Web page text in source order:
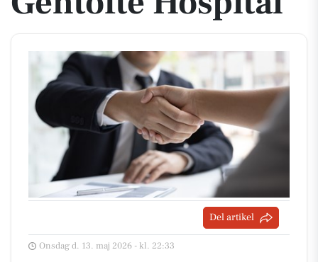
Del artikel
Onsdag d. 13. maj 2026 - kl. 22:33